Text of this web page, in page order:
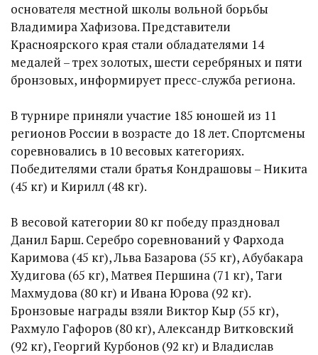
основателя местной школы вольной борьбы
Владимира Хафизова. Представители
Красноярского края стали обладателями 14
медалей – трех золотых, шести серебряных и пяти
бронзовых, информирует пресс-служба региона.
В турнире приняли участие 185 юношей из 11
регионов России в возрасте до 18 лет. Спортсмены
соревновались в 10 весовых категориях.
Победителями стали братья Кондрашовы – Никита
(45 кг) и Кирилл (48 кг).
В весовой категории 80 кг победу праздновал
Данил Барш. Серебро соревнований у Фархода
Каримова (45 кг), Льва Базарова (55 кг), Абубакара
Худигова (65 кг), Матвея Першина (71 кг), Таги
Махмудова (80 кг) и Ивана Юрова (92 кг).
Бронзовые награды взяли Виктор Кыр (55 кг),
Рахмуло Гафоров (80 кг), Александр Витковский
(92 кг), Георгий Курбонов (92 кг) и Владислав